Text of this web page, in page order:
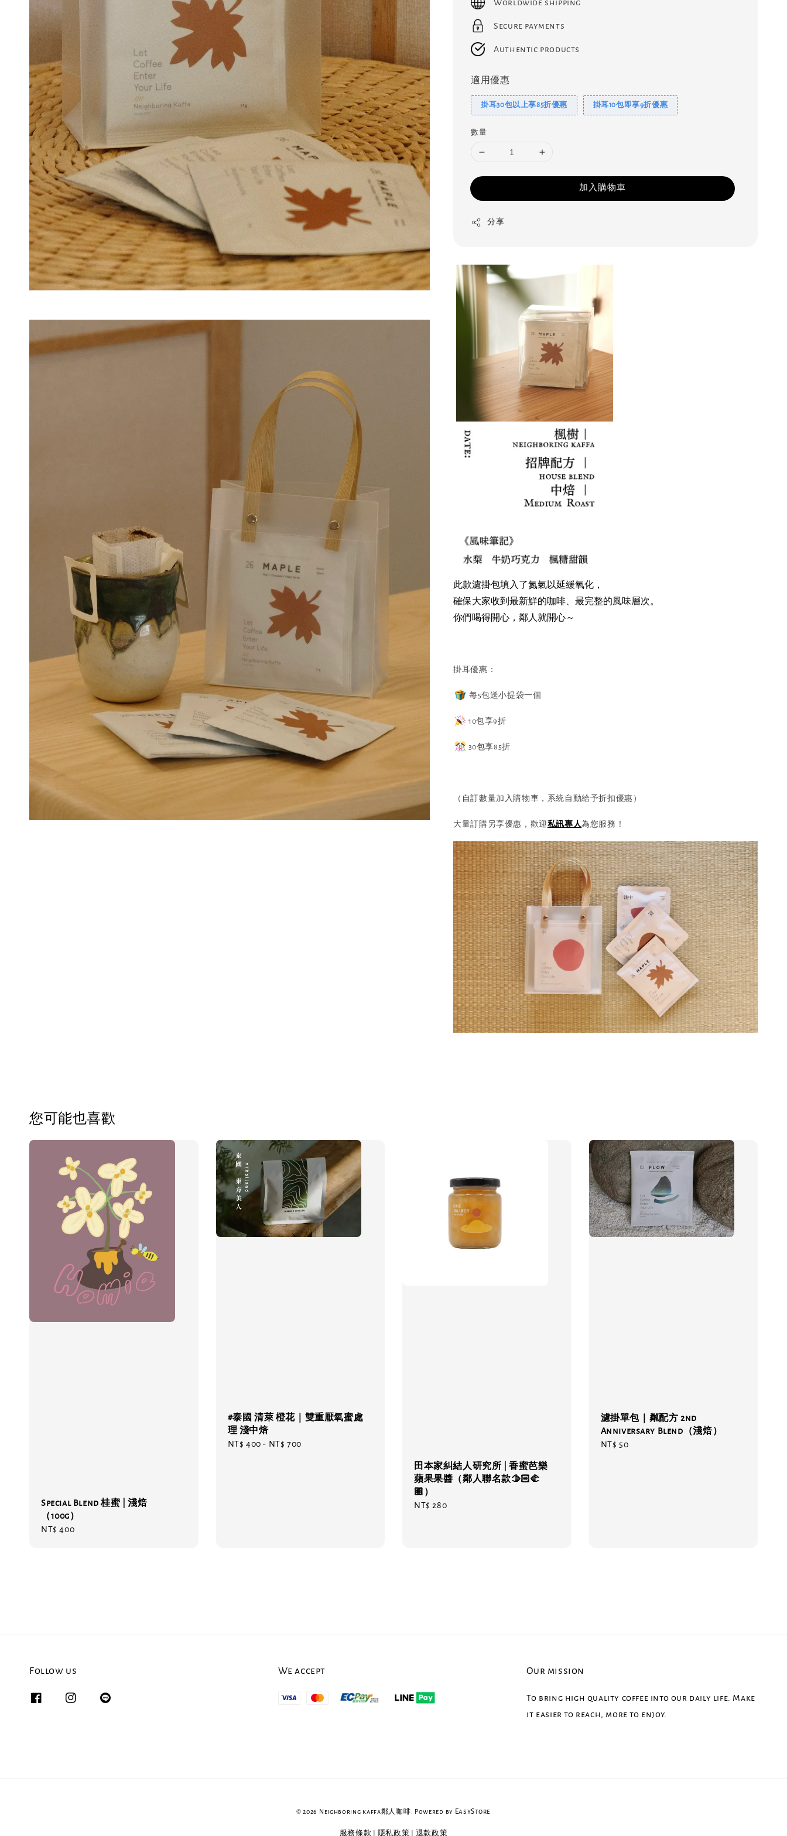
Worldwide shipping
Secure payments
Authentic products
適用優惠
掛耳30包以上享85折優惠 掛耳10包即享9折優惠
數量
加入購物車
分享
此款濾掛包填入了氮氣以延緩氧化，
確保大家收到最新鮮的咖啡、最完整的風味層次。
你們喝得開心，鄰人就開心️～
掛耳優惠：
每5包送小提袋一個
10包享9折
30包享85折
（自訂數量加入購物車，系統自動給予折扣優惠）
大量訂購另享優惠，歡迎私訊專人為您服務！
您可能也喜歡
Special Blend 桂蜜 | 淺焙
（100g）
Regular
NT$ 400
#泰國 清萊 橙花｜雙重厭氧蜜處
理 淺中焙
Regular
NT$ 400 - NT$ 700
田本家糾結人研究所 | 香蜜芭樂
蘋果果醬（鄰人聯名款🫱🏻‍🫲
🏽）
Regular
NT$ 280
濾掛單包｜粼配方 2nd
Anniversary Blend（淺焙）
Regular
NT$ 50
Follow us We accept Our mission
To bring high quality coffee into our daily life. Make
it easier to reach, more to enjoy.
© 2026 Neighboring kaffa鄰人咖啡. Powered by EasyStore
服務條款 隱私政策 退款政策